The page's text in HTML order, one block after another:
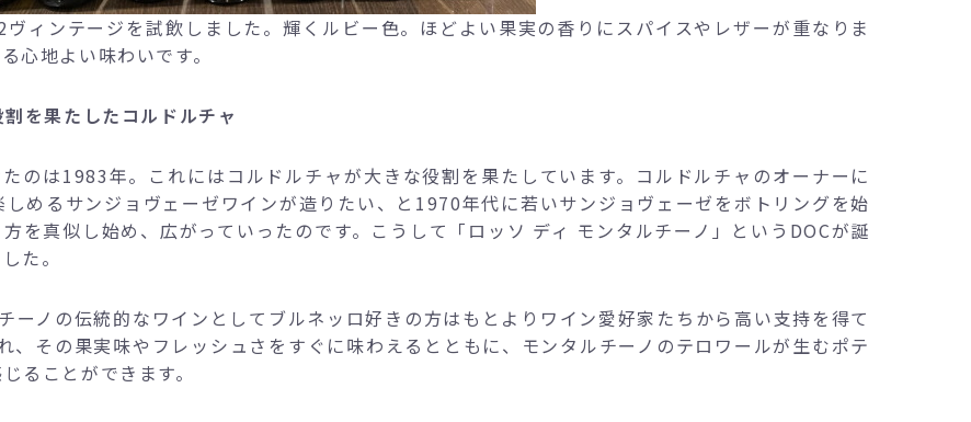
ィンテージを試飲しました。輝くルビー色。ほどよい果実の香りにスパイスやレザーが重なりま
心地よい味わいです。
を果たしたコルドルチャ
のは1983年。これにはコルドルチャが大きな役割を果たしています。コルドルチャのオーナーに
めるサンジョヴェーゼワインが造りたい、と1970年代に若いサンジョヴェーゼをボトリングを始
を真似し始め、広がっていったのです。こうして「ロッソ ディ モンタルチーノ」というDOCが誕
た。
ーノの伝統的なワインとしてブルネッロ好きの方はもとよりワイン愛好家たちから高い支持を得て
、その果実味やフレッシュさをすぐに味わえるとともに、モンタルチーノのテロワールが生むポテ
ることができます。